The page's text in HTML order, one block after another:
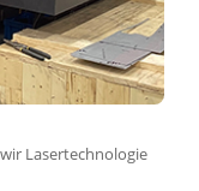
Lasertechnologie